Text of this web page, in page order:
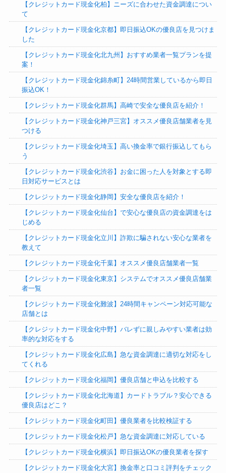
【クレジットカード現金化柏】ニーズに合わせた資金調達につい
て
【クレジットカード現金化京都】即日振込OKの優良店を見つけま
した
【クレジットカード現金化北九州】おすすめ業者一覧プランを提
案！
【クレジットカード現金化錦糸町】24時間営業しているから即日
振込OK！
【クレジットカード現金化群馬】高崎で安全な優良店を紹介！
【クレジットカード現金化神戸三宮】オススメ優良店舗業者を見
つける
【クレジットカード現金化埼玉】高い換金率で銀行振込してもら
う
【クレジットカード現金化渋谷】お金に困った人を対象とする即
日対応サービスとは
【クレジットカード現金化静岡】安全な優良店を紹介！
【クレジットカード現金化仙台】で安心な優良店の資金調達をは
じめる
【クレジットカード現金化立川】詐欺に騙されない安心な業者を
教えて‎
【クレジットカード現金化千葉】オススメ優良店舗業者一覧
【クレジットカード現金化東京】システムでオススメ優良店舗業
者一覧
【クレジットカード現金化難波】24時間キャンペーン対応可能な
店舗とは
【クレジットカード現金化中野】バレずに親しみやすい業者は効
率的な対応をする
【クレジットカード現金化広島】急な資金調達に適切な対応をし
てくれる
【クレジットカード現金化福岡】優良店舗と申込を比較する
【クレジットカード現金化北海道】カードトラブル？安心できる
優良店はどこ？
【クレジットカード現金化町田】優良業者を比較検証する
【クレジットカード現金化松戸】急な資金調達に対応している
【クレジットカード現金化横浜】即日振込OKの優良業者を探す
【クレジットカード現金化大宮】換金率と口コミ評判をチェック